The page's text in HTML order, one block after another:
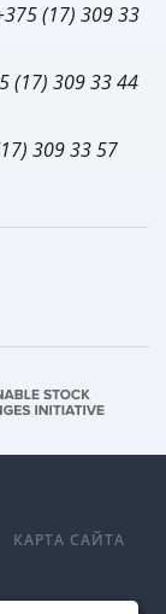
(17) 309 33
(17) 309 33 44
309 33 57
КАРТА САЙТА